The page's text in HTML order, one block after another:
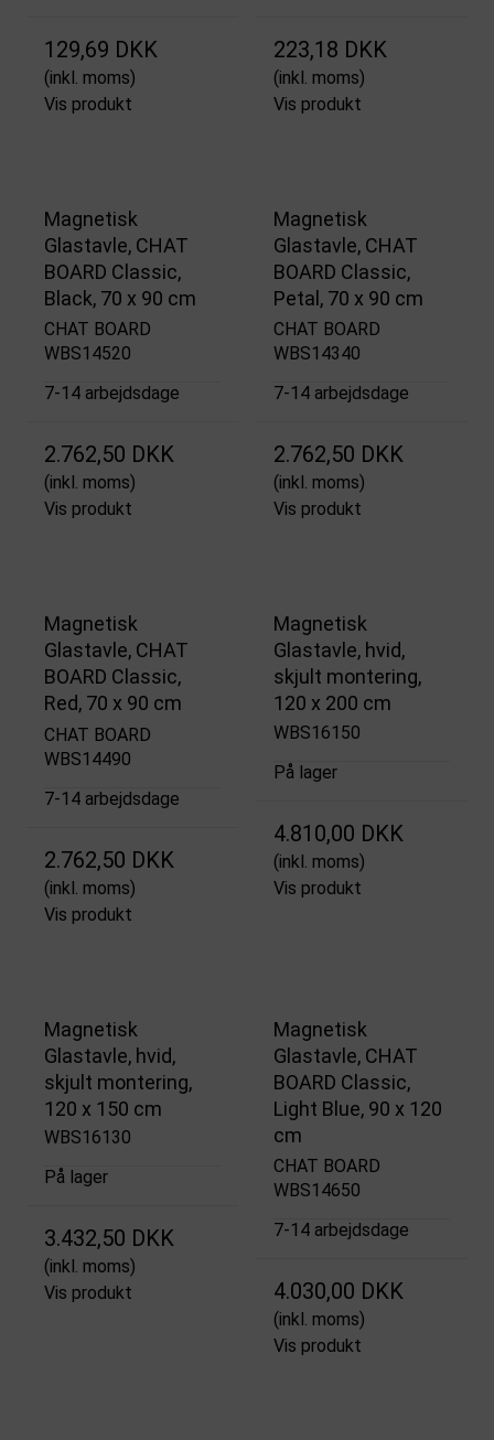
129,69 DKK
(inkl. moms)
Vis produkt
223,18 DKK
(inkl. moms)
Vis produkt
Magnetisk
Glastavle, CHAT
BOARD Classic,
Black, 70 x 90 cm
CHAT BOARD
WBS14520
7-14 arbejdsdage
2.762,50 DKK
(inkl. moms)
Vis produkt
Magnetisk
Glastavle, CHAT
BOARD Classic,
Petal, 70 x 90 cm
CHAT BOARD
WBS14340
7-14 arbejdsdage
2.762,50 DKK
(inkl. moms)
Vis produkt
Magnetisk
Glastavle, CHAT
BOARD Classic,
Red, 70 x 90 cm
CHAT BOARD
WBS14490
7-14 arbejdsdage
2.762,50 DKK
(inkl. moms)
Vis produkt
Magnetisk
Glastavle, hvid,
skjult montering,
120 x 200 cm
WBS16150
På lager
4.810,00 DKK
(inkl. moms)
Vis produkt
Magnetisk
Glastavle, hvid,
skjult montering,
120 x 150 cm
WBS16130
På lager
3.432,50 DKK
(inkl. moms)
Vis produkt
Magnetisk
Glastavle, CHAT
BOARD Classic,
Light Blue, 90 x 120
cm
CHAT BOARD
WBS14650
7-14 arbejdsdage
4.030,00 DKK
(inkl. moms)
Vis produkt